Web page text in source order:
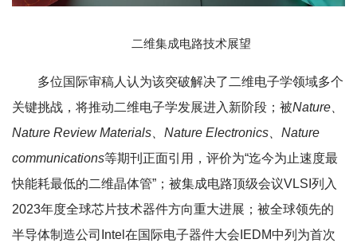
二维集成电路技术展望
多位国际审稿人认为该突破解决了二维电子学领域多个
关键挑战，将推动二维电子学发展进入新阶段；被Nature、
Nature Review Materials、Nature Electronics、Nature
communications等期刊正面引用，评价为“迄今为止速度最
快能耗最低的二维晶体管”；被集成电路顶级会议VLSI列入
2023年度全球芯片技术器件方向重大进展；被全球领先的
半导体制造公司Intel在国际电子器件大会IEDM中列为首次